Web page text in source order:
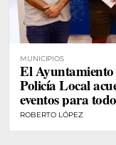
MUNICIPIOS
El Ayuntamiento
Policía Local
eventos para
ROBERTO LÓPEZ